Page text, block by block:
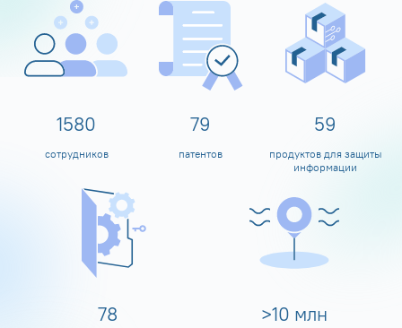
1600
сотрудников
80
патентов
60
продуктов для защиты
информации
80 >10 млн